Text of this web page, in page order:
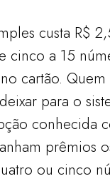
custa R$
cinco a 15
cartão. Quem
para o
conhecida
prêmios
ou cinco